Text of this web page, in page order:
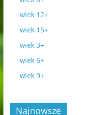
wiek 12+
wiek 15+
wiek 3+
wiek 6+
wiek 9+
Najnowsze